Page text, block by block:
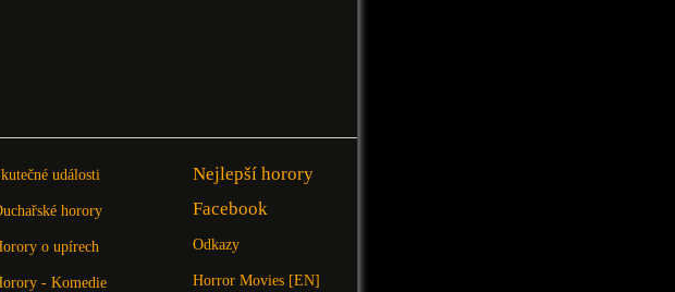
události
horory
o upírech
- Komedie
Nejlepší horory
Facebook
Odkazy
Horror Movies [EN]